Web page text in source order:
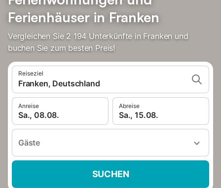
Ferienhäuser in Franken
Vergleichen Sie 2 194 Unterkünfte in Franken und
buchen Sie zum besten Preis!
Reiseziel
Franken, Deutschland
Anreise
Sa., 08.08.
Abreise
Sa., 15.08.
Gäste
SUCHEN